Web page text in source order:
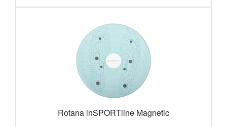
Rotana inSPORTline Magnetic